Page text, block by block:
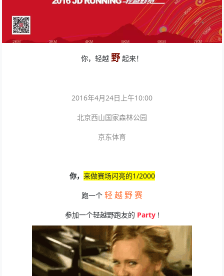
你，轻越 野 起来！
2016年4月24日上午10:00
北京西山国家森林公园
京东体育
你， 来做赛场闪亮的1/2000
跑一个 轻 越 野 赛
参加一个轻越野跑友的 Party !